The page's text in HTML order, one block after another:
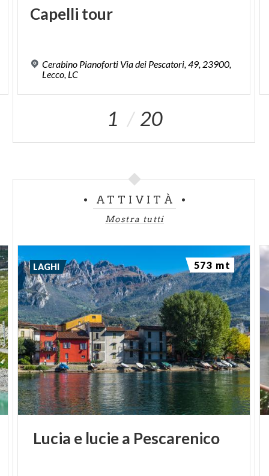
Capelli tour
Cerabino Pianoforti Via dei Pescatori, 49, 23900,
Lecco, LC
1 20
ATTIVITÀ
Mostra tutti
Lucia e luciea Pescarenico
LAGHI 573 mt